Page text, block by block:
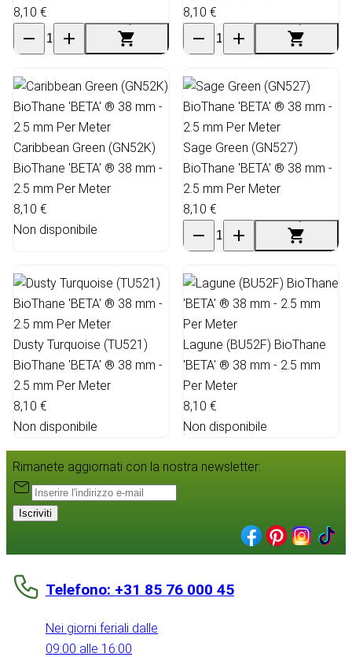
8,10 €
8,10 €
Caribbean Green (GN52K)
BioThane 'BETA' ® 38 mm -
2.5 mm Per Meter
8,10 €
Non disponibile
Sage Green (GN527)
BioThane 'BETA' ® 38 mm -
2.5 mm Per Meter
8,10 €
Dusty Turquoise (TU521)
BioThane 'BETA' ® 38 mm -
2.5 mm Per Meter
8,10 €
Non disponibile
Lagune (BU52F) BioThane
'BETA' ® 38 mm - 2.5 mm
Per Meter
8,10 €
Non disponibile
Rimanete aggiornati con la nostra newsletter:
Iscriviti
Telefono: +31 85 76 000 45
Nei giorni feriali dalle
09:00 alle 16:00